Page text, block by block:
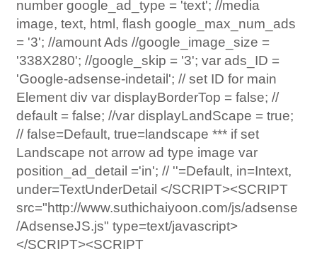
number google_ad_type = 'text'; //media
image, text, html, flash google_max_num_ads
= '3'; //amount Ads //google_image_size =
'338X280'; //google_skip = '3'; var ads_ID =
'Google-adsense-indetail'; // set ID for main
Element div var displayBorderTop = false; //
default = false; //var displayLandScape = true;
// false=Default, true=landscape *** if set
Landscape not arrow ad type image var
position_ad_detail ='in'; // ''=Default, in=Intext,
under=TextUnderDetail </SCRIPT><SCRIPT
src="http://www.suthichaiyoon.com/js/adsense
/AdsenseJS.js" type=text/javascript>
</SCRIPT><SCRIPT